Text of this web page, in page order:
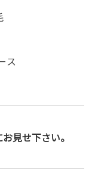
ス
見せ下さい。